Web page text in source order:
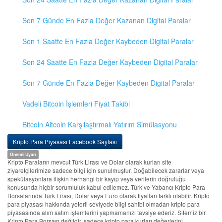
Son 7 Günde En Fazla Değer Kazanan Digital Paralar
Son 1 Saatte En Fazla Değer Kaybeden Digital Paralar
Son 24 Saatte En Fazla Değer Kaybeden Digital Paralar
Son 7 Günde En Fazla Değer Kaybeden Digital Paralar
Vadeli Bitcoin İşlemleri Fiyat Takibi
Bitcoin Altcoin Karşılaştırmalı Yatırım Simülasyonu
Kripto Para Piyasası Facebook Sayfası
Önemli Uyarı
Kripto Paraların mevcut Türk Lirası ve Dolar olarak kurları site
ziyaretçilerimize sadece bilgi için sunulmuştur. Doğabilecek zararlar veya
spekülasyonlara ilişkin herhangi bir kayıp veya verilerin doğruluğu
konusunda hiçbir sorumluluk kabul edilemez. Türk ve Yabancı Kripto Para
Borsalarında Türk Lirası, Dolar veya Euro olarak fiyatları farklı olabilir. Kripto
para piyasası hakkında yeterli seviyede bilgi sahibi olmadan kripto para
piyasasında alım satım işlemlerini yapmamanızı tavsiye ederiz. Sitemiz bir